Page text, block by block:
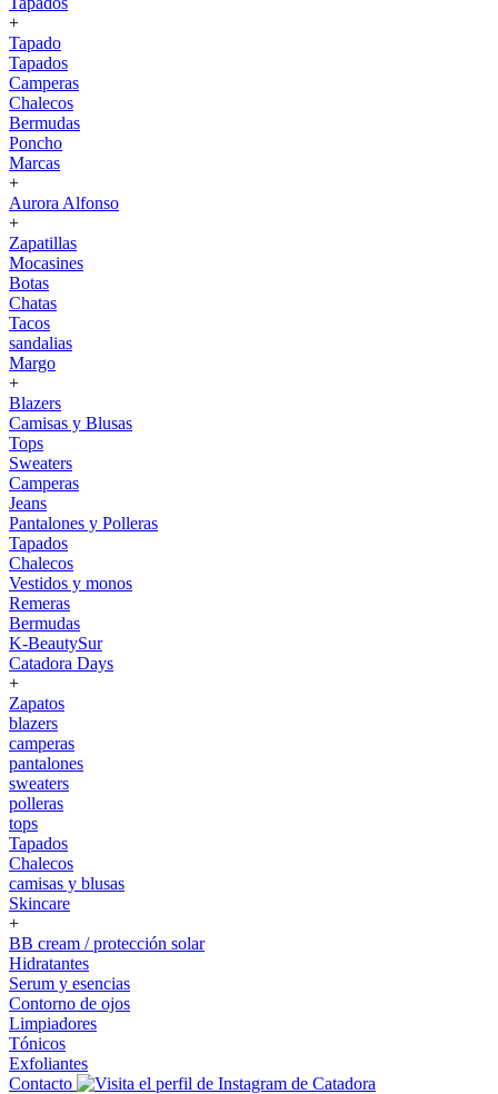
+
Tapado
Tapados
Camperas
Chalecos
Bermudas
Poncho
Marcas
+
Aurora Alfonso
+
Zapatillas
Mocasines
Botas
Chatas
Tacos
sandalias
Margo
+
Blazers
Camisas y Blusas
Tops
Sweaters
Camperas
Jeans
Pantalones y Polleras
Tapados
Chalecos
Vestidos y monos
Remeras
Bermudas
K-BeautySur
Catadora Days
+
Zapatos
blazers
camperas
pantalones
sweaters
polleras
tops
Tapados
Chalecos
camisas y blusas
Skincare
+
BB cream / protección solar
Hidratantes
Serum y esencias
Contorno de ojos
Limpiadores
Tónicos
Exfoliantes
Contacto